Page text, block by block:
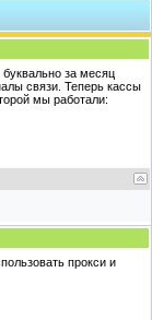
буквально за месяц
связи. Теперь кассы
мы работали:
прокси и